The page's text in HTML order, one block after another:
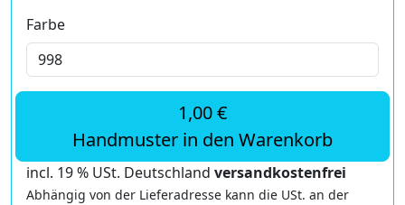
Farbe
1,00 €
Handmuster in den Warenkorb
incl. 19 % USt. Deutschland versandkostenfrei
Abhängig von der Lieferadresse kann die USt. an der